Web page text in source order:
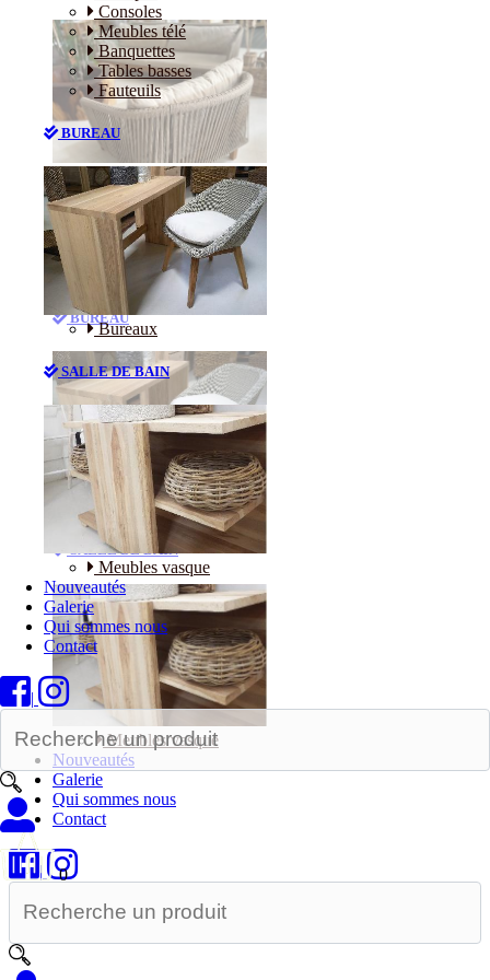
Consoles
Meubles télé
Banquettes
Tables basses
Fauteuils
BUREAU
Bureaux
SALLE DE BAIN
Meubles vasque
Nouveautés
Galerie
Qui sommes nous
Contact
|
0
Canapés
Consoles
Meubles télé
Banquettes
Tables basses
Fauteuils
BUREAU
Bureaux
SALLE DE BAIN
Meubles vasque
Nouveautés
Galerie
Qui sommes nous
Contact
|